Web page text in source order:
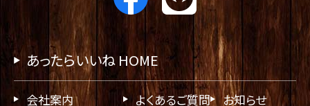
あったらいいね HOME
会社案内 よくあるご質問 お知らせ